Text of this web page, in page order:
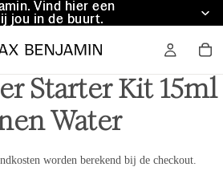
Vind hier een
jou in de buurt.
Vind hier een
jou in de buurt.
Starter Kit 15ml
Water
worden berekend bij de checkout.